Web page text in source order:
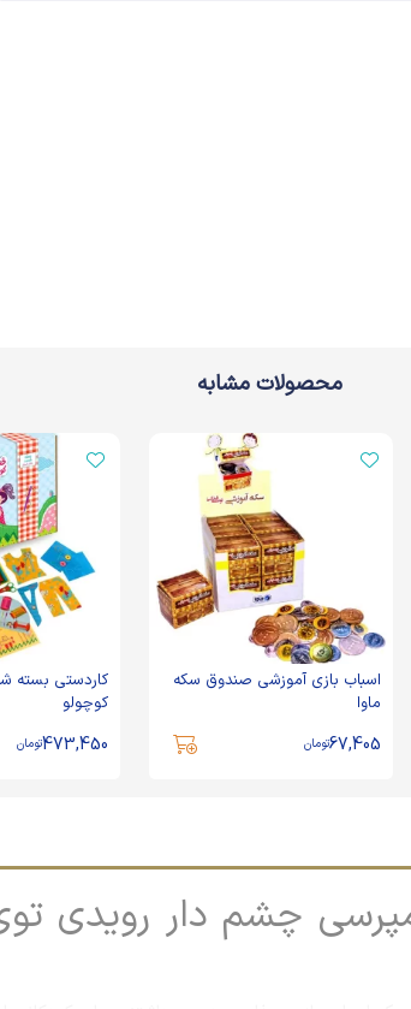
محصولات مشابه
اسباب بازی آموزشی صندوق سکه
ماوا
67,405تومان
کوچولو
473,450تومان
چشم دار رویدی